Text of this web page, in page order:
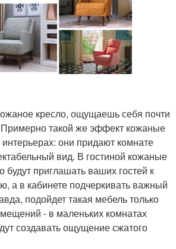
кресло, ощущаешь себя почти
такой же эффект кожаные
они придают комнате
вид. В гостиной кожаные
будут приглашать ваших гостей к
а в кабинете подчеркивать важный
подойдет такая мебель только
- в маленьких комнатах
создавать ощущение сжатого